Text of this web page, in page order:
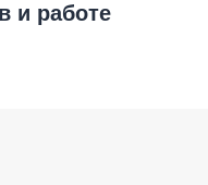
и работе